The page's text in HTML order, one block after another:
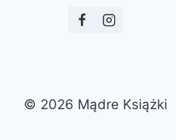
© 2026 Mądre Książki